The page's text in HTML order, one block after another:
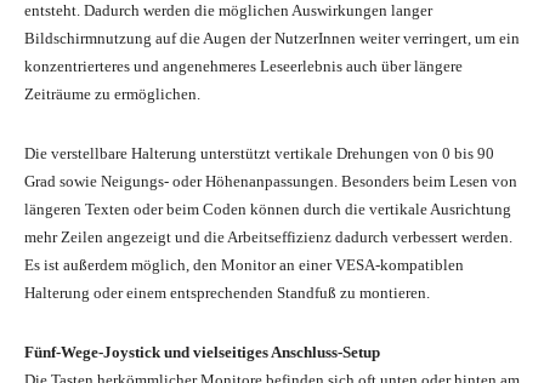
entsteht. Dadurch werden die möglichen Auswirkungen langer
Bildschirmnutzung auf die Augen der NutzerInnen weiter verringert, um ein
konzentrierteres und angenehmeres Leseerlebnis auch über längere
Zeiträume zu ermöglichen.
Die verstellbare Halterung unterstützt vertikale Drehungen von 0 bis 90
Grad sowie Neigungs- oder Höhenanpassungen. Besonders beim Lesen von
längeren Texten oder beim Coden können durch die vertikale Ausrichtung
mehr Zeilen angezeigt und die Arbeitseffizienz dadurch verbessert werden.
Es ist außerdem möglich, den Monitor an einer VESA-kompatiblen
Halterung oder einem entsprechenden Standfuß zu montieren.
Fünf-Wege-Joystick und vielseitiges Anschluss-Setup